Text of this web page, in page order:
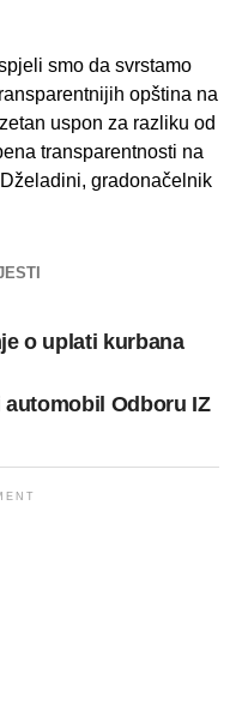
smo da svrstamo
opština na
uspon za razliku od
transparentnosti na
gradonačelnik
o uplati kurbana
Odboru IZ